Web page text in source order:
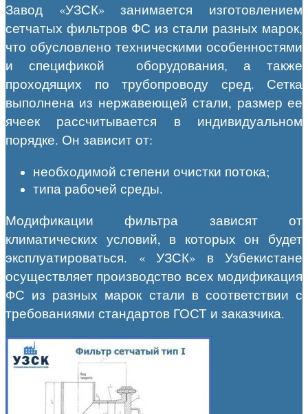
Завод «УЗСК» занимается изготовлением
сетчатых фильтров ФС из стали разных марок,
что обусловлено техническими особенностями
и спецификой оборудования, а также
проходящих по трубопроводу сред. Сетка
выполнена из нержавеющей стали, размер ее
ячеек рассчитывается в индивидуальном
порядке. Он зависит от:
необходимой степени очистки потока;
типа рабочей среды.
Модификации фильтра зависят от
климатических условий, в которых он будет
эксплуатироваться. « УЗСК» в Узбекистане
осуществляет производство всех модификация
ФС из разных марок стали в соответствии с
требованиями стандартов ГОСТ и заказчика.